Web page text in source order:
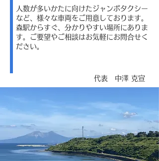
人数が多いかたに向けたジャンボタクシー
など、様々な車両をご用意しております。
森駅からすぐ、分かりやすい場所にありま
す。ご要望やご相談はお気軽にお問合せく
ださい。
​代表 中澤 克宣